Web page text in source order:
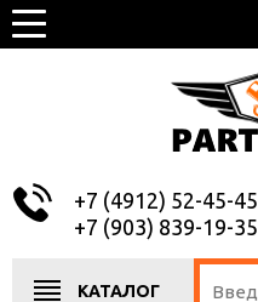
+7 (4912) 52-45-45
+7 (903) 839-19-35
КАТАЛОГ